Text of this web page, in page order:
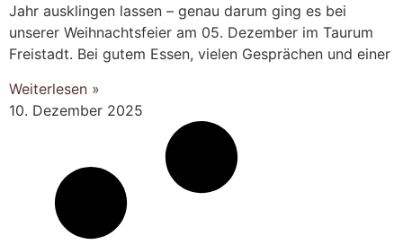
Jahr ausklingen lassen – genau darum ging es bei
unserer Weihnachtsfeier am 05. Dezember im Taurum
Freistadt. Bei gutem Essen, vielen Gesprächen und einer
Weiterlesen »
10. Dezember 2025